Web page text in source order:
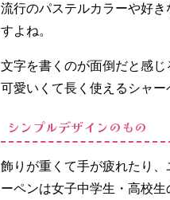
ップ式
「ZO
OM（
ム）」
（トン
ボ）
ントにも最
流行のパステルカラーや好
すよね。
文字を書くのが面倒だと感
可愛いくて長く使えるシャー
シンプルデザインのもの
飾りが重くて手が疲れたり
ーペンは女子中学生・高校生